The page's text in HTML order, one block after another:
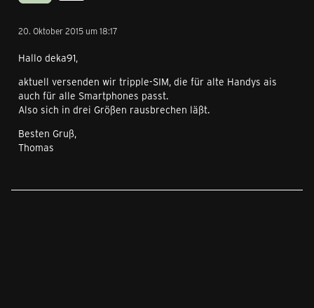
20. Oktober 2015 um 18:17
Hallo deka91,
aktuell versenden wir tripple-SIM, die für alte Handys ais
auch für alle Smartphones passt.
Also sich in drei Größen rausbrechen läßt.
Besten Gruß,
Thomas